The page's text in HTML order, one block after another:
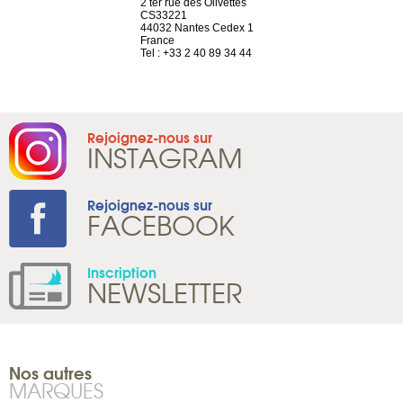
2 ter rue des Olivettes
CS33221
44032 Nantes Cedex 1
France
Tel : +33 2 40 89 34 44
Rejoignez-nous sur
INSTAGRAM
Rejoignez-nous sur
FACEBOOK
Inscription
NEWSLETTER
Nos autres
MARQUES